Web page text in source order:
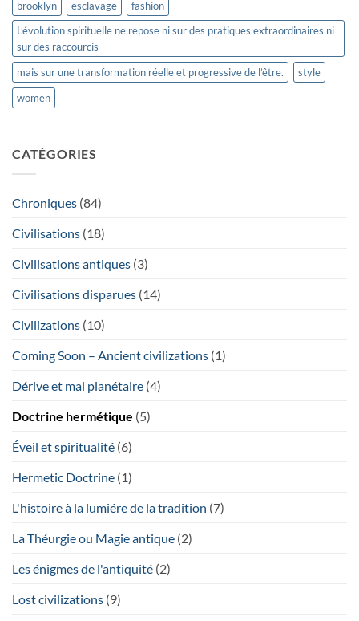
brooklyn esclavage
fashion
L’évolution spirituelle ne repose ni sur des pratiques extraordinaires ni
sur des raccourcis
mais sur une transformation réelle et progressive de l’être.
style
women
CATÉGORIES
Chroniques (84)
Civilisations (18)
Civilisations antiques (3)
Civilisations disparues (14)
Civilizations (10)
Coming Soon – Ancient civilizations (1)
Dérive et mal planétaire (4)
Doctrine hermétique (5)
Éveil et spiritualité (6)
Hermetic Doctrine (1)
L'histoire à la lumiére de la tradition (7)
La Théurgie ou Magie antique (2)
Les énigmes de l'antiquité (2)
Lost civilizations (9)